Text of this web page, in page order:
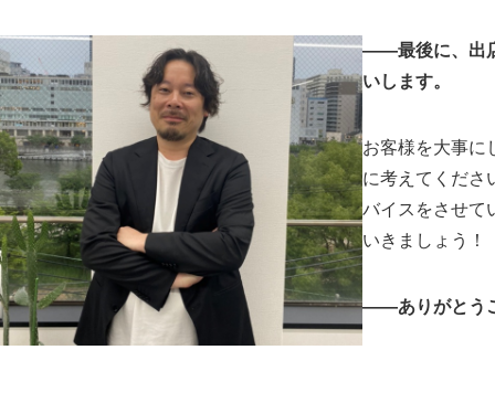
――最後に、出
いします。
お客様を大事に
に考えてくださ
バイスをさせて
いきましょう！
――ありがとう